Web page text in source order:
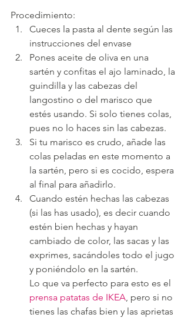
Procedimiento:
Cueces la pasta al dente según las
instrucciones del envase
Pones aceite de oliva en una
sartén y confitas el ajo laminado, la
guindilla y las cabezas del
langostino o del marisco que
estés usando. Si solo tienes colas,
pues no lo haces sin las cabezas.
Si tu marisco es crudo, añade las
colas peladas en este momento a
la sartén, pero si es cocido, espera
al final para añadirlo.
Cuando estén hechas las cabezas
(si las has usado), es decir cuando
estén bien hechas y hayan
cambiado de color, las sacas y las
exprimes, sacándoles todo el jugo
y poniéndolo en la sartén.
Lo que va perfecto para esto es el
prensa patatas de IKEA, pero si no
tienes las chafas bien y las aprietas